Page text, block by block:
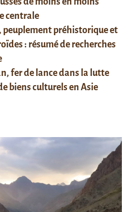
centrale
peuplement préhistorique et
: résumé de recherches
fer de lance dans la lutte
biens culturels en Asie